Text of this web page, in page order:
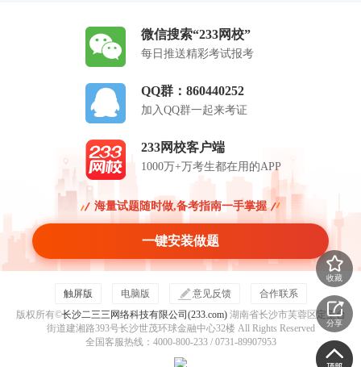
微信搜索“233网校”
每日推送精彩考试报考
QQ群：860440252
加入QQ群一起来考证
233网校客户端
1000万+万考生都在用的APP
海量试题随时做,备考指南一手掌握
一键安装做题
触屏版 电脑版 意见反馈
合作联系
版权所有©长沙二三三网络科技有限公司(233.com)湖南省长沙市芙蓉区定王台
街道建湘路393号长沙世茂环球金融中心32楼 All Rights Reserved
全国客服热线：4000-800-233 / 0731-89907953
收藏
分享